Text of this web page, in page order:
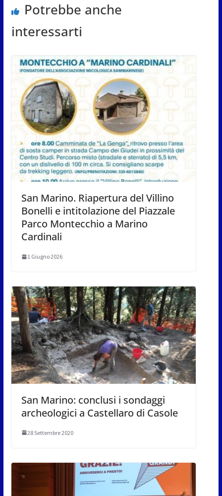
Potrebbe anche
interessarti
San Marino. Riapertura del Villino
Bonelli e intitolazione del Piazzale
Parco Montecchio a Marino
Cardinali
1 Giugno 2026
San Marino: conclusi i sondaggi
archeologici a Castellaro di Casole
28 Settembre 2020